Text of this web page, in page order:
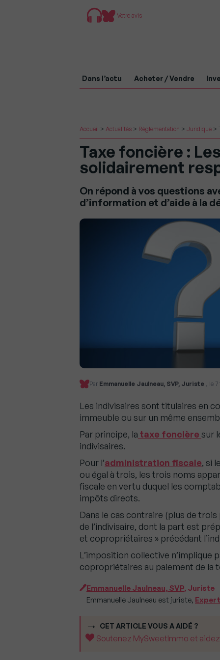
Votre avis
Dans l’actu Acheter / Vendre
Accueil > Actualités > Règlementation > Juridique >
Taxe foncière :
solidairement
On répond à vos questions
d’information et d’aide à la
Par Emmanuelle Jaulneau, SVP, Juriste , le 7
Les indivisaires sont titulaires en
immeuble ou sur un même
Par principe, la taxe foncière sur
indivisaires.
Pour l’administration fiscale, si
ou égal à trois, les trois noms
fiscale en vertu duquel les
impôts directs.
Dans le cas contraire (plus de
de l’indivisaire, dont la part est
et copropriétaires » précédant
L’imposition collective n’implique
copropriétaires au paiement de la
Emmanuelle Jaulneau, SVP, Juriste
Emmanuelle Jaulneau est juriste,
CET ARTICLE VOUS A AIDÉ ?
Soutenez MySweetImmo et